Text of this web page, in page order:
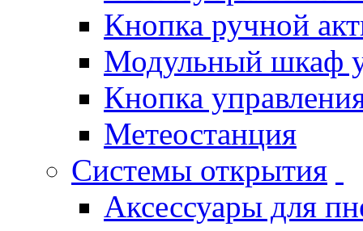
Кнопка ручной
Модульный шкаф
Кнопка
Метеостанция
Системы открытия
Аксессуары для